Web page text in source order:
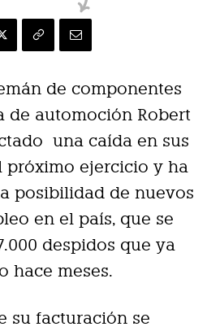
de componentes
de automoción Robert
una caída en sus
próximo ejercicio y ha
posibilidad de nuevos
en el país, que se
despidos que ya
hace meses.
su facturación se